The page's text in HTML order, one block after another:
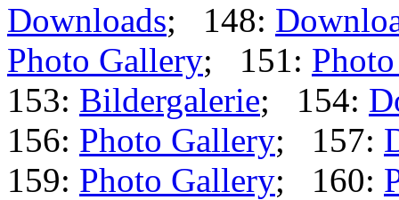
Downloads; 148:
Photo Gallery; 151:
153: Bildergalerie; 154:
156: Photo Gallery; 157:
159: Photo Gallery; 160: